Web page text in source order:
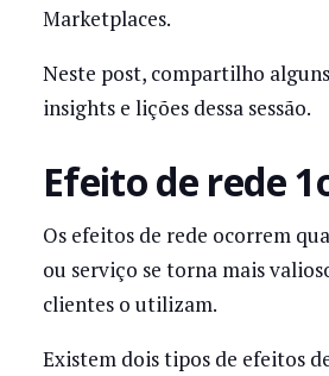
Marketplaces.
Neste post, compartilho
insights e lições dessa sessão.
Efeito de rede
Os efeitos de rede ocorrem
ou serviço se torna mais
clientes o utilizam.
Existem dois tipos de efeitos